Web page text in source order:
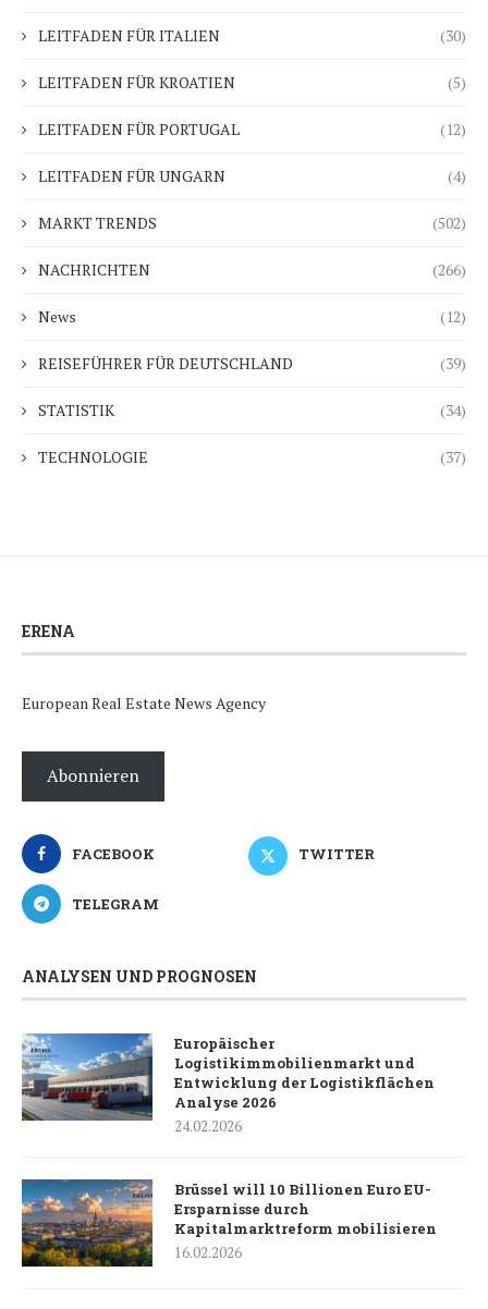
LEITFADEN FÜR ITALIEN (30)
LEITFADEN FÜR KROATIEN (5)
LEITFADEN FÜR PORTUGAL (12)
LEITFADEN FÜR UNGARN (4)
MARKT TRENDS (502)
NACHRICHTEN (266)
News (12)
REISEFÜHRER FÜR DEUTSCHLAND (39)
STATISTIK (34)
TECHNOLOGIE (37)
ERENA
European Real Estate News Agency
Abonnieren
FACEBOOK TWITTER
TELEGRAM
ANALYSEN UND PROGNOSEN
Europäischer
Logistikimmobilienmarkt und
Entwicklung der Logistikflächen
Analyse 2026
24.02.2026
Brüssel will 10 Billionen Euro EU-
Ersparnisse durch
Kapitalmarktreform mobilisieren
16.02.2026